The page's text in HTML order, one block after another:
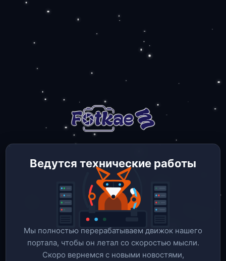
Ведутся технические работы
Мы полностью перерабатываем движок нашего
портала, чтобы он летал со скоростью мысли.
Скоро вернемся c новыми новостями,